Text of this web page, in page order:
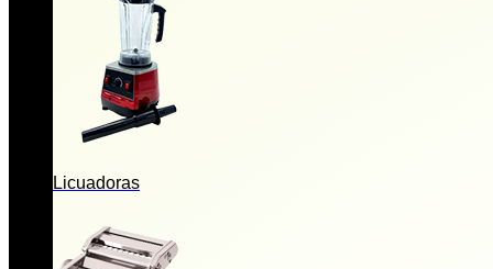
Licuadoras